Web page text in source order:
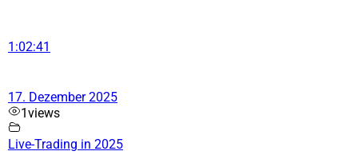
1:02:41
17. Dezember 2025
1views
Live-Trading in 2025